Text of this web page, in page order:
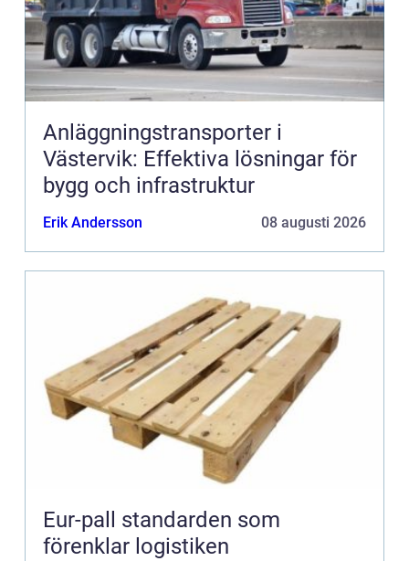
Anläggningstransporter i
Västervik: Effektiva lösningar för
bygg och infrastruktur
Erik Andersson 08 augusti 2026
Eur-pall standarden som
förenklar logistiken